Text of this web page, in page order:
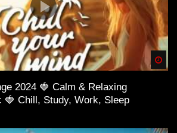
2024 🍓 Calm & Relaxing
🍓 Chill, Study, Work, Sleep